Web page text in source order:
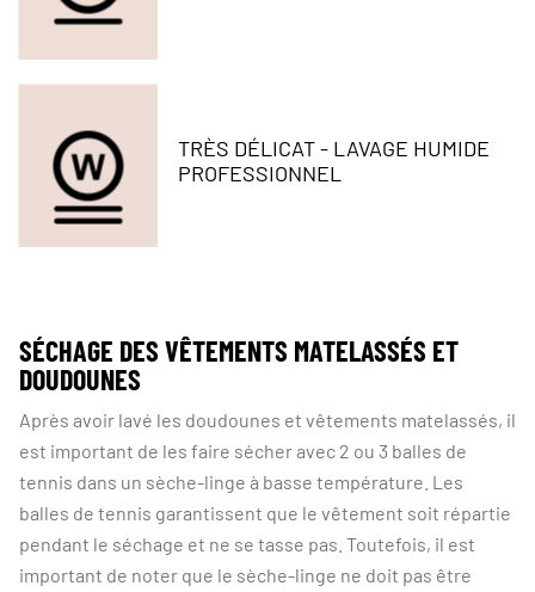
TRÈS DÉLICAT - LAVAGE HUMIDE
PROFESSIONNEL
SÉCHAGE DES VÊTEMENTS MATELASSÉS ET
DOUDOUNES
Après avoir lavé les doudounes et vêtements matelassés, il
est important de les faire sécher avec 2 ou 3 balles de
tennis dans un sèche-linge à basse température. Les
balles de tennis garantissent que le vêtement soit répartie
pendant le séchage et ne se tasse pas. Toutefois, il est
important de noter que le sèche-linge ne doit pas être